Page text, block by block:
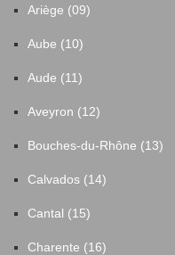
Ariège (09)
Aube (10)
Aude (11)
Aveyron (12)
Bouches-du-Rhône (13)
Calvados (14)
Cantal (15)
Charente (16)